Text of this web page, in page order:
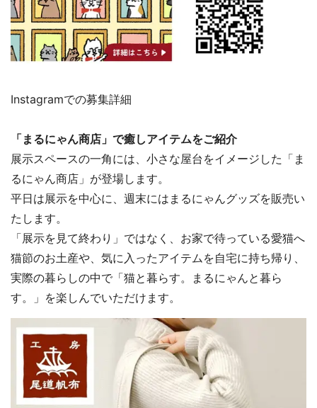
Instagramでの募集詳細
「まるにゃん商店」で癒しアイテムをご紹介
展示スペースの一角には、小さな屋台をイメージした「ま
るにゃん商店」が登場します。
平日は展示を中心に、週末にはまるにゃんグッズを販売い
たします。
「展示を見て終わり」ではなく、お家で待っている愛猫へ
猫節のお土産や、気に入ったアイテムを自宅に持ち帰り、
実際の暮らしの中で「猫と暮らす。まるにゃんと暮ら
す。」を楽しんでいただけます。